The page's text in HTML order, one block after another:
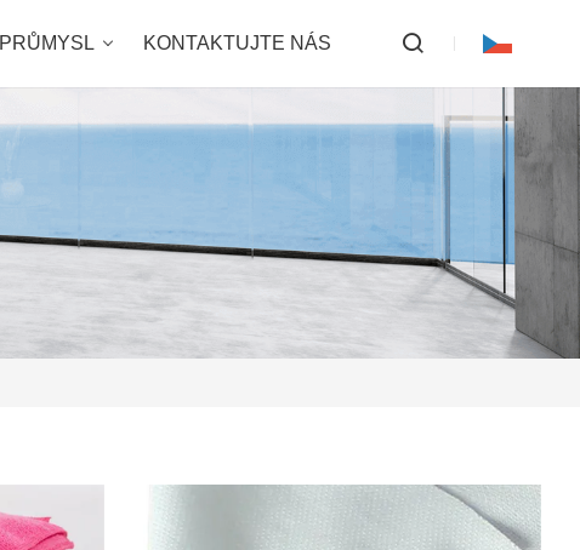
PRŮMYSL KONTAKTUJTE NÁS